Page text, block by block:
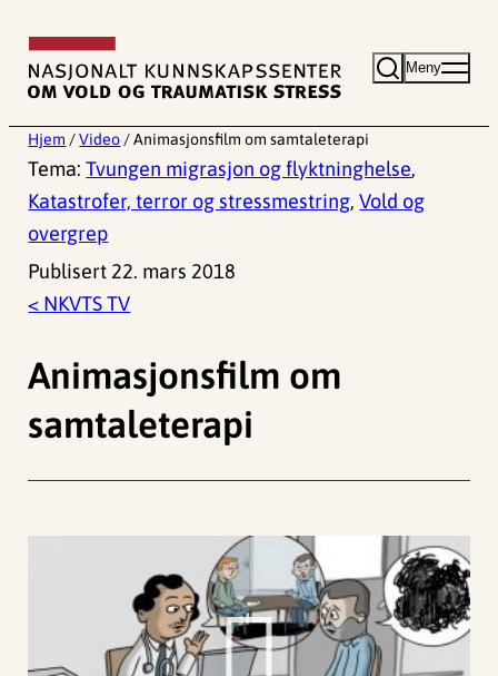
innhold
Meny
Hjem / Video / Animasjonsfilm om samtaleterapi
Tema:Tvungen migrasjon og flyktninghelse,
Katastrofer, terror og stressmestring,Vold og
overgrep
Publisert 22. mars 2018
< NKVTS TV
Animasjonsfilm om
samtaleterapi